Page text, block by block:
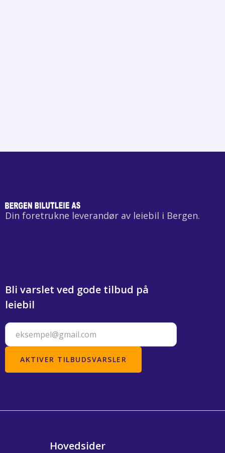
Din foretrukne leverandør av leiebil i Bergen.
Bli varslet ved gode tilbud på
leiebil
Hovedsider